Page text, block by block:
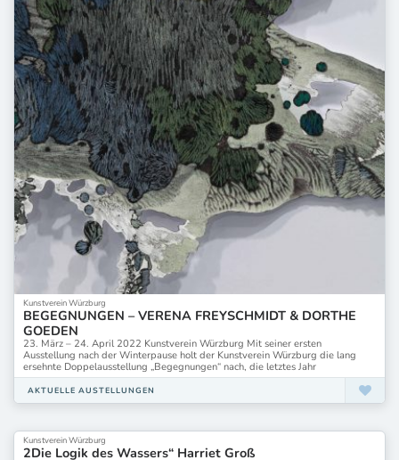
Kunstverein Würzburg
BEGEGNUNGEN – VERENA FREYSCHMIDT & DORTHE
GOEDEN
23. März – 24. April 2022 Kunstverein Würzburg Mit seiner ersten
Ausstellung nach der Winterpause holt der Kunstverein Würzburg die lang
ersehnte Doppelausstellung „Begegnungen“ nach, die letztes Jahr
AKTUELLE AUSTELLUNGEN
Kunstverein Würzburg
2Die Logik des Wassers“ Harriet Groß